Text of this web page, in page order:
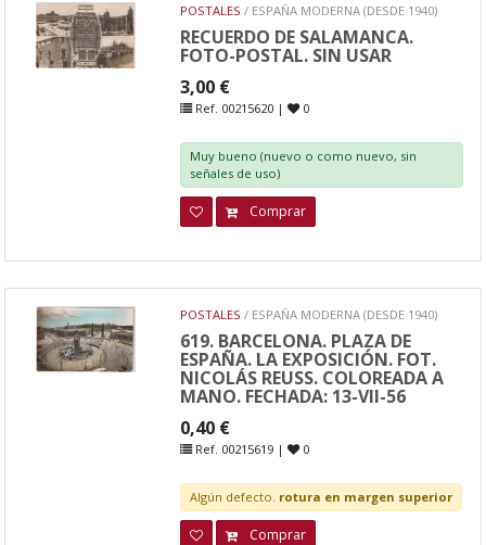
POSTALES / ESPAÑA MODERNA (DESDE 1940)
RECUERDO DE SALAMANCA.
FOTO-POSTAL. SIN USAR
3,00 €
Ref. 00215620 | 0
Muy bueno (nuevo o como nuevo, sin
señales de uso)
Comprar
POSTALES / ESPAÑA MODERNA (DESDE 1940)
619. BARCELONA. PLAZA DE
ESPAÑA. LA EXPOSICIÓN. FOT.
NICOLÁS REUSS. COLOREADA A
MANO. FECHADA: 13-VII-56
0,40 €
Ref. 00215619 | 0
Algún defecto. rotura en margen superior
Comprar